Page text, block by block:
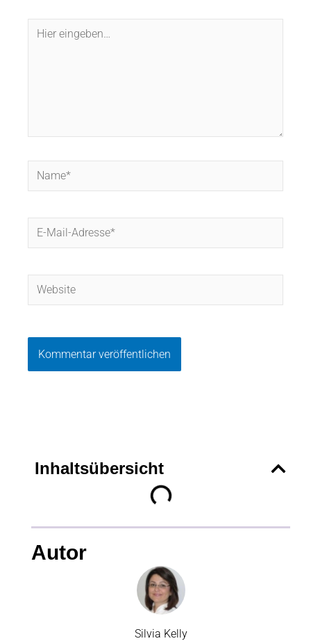
Hier
Name*
Website
Inhaltsübersicht
Autor
Silvia Kelly